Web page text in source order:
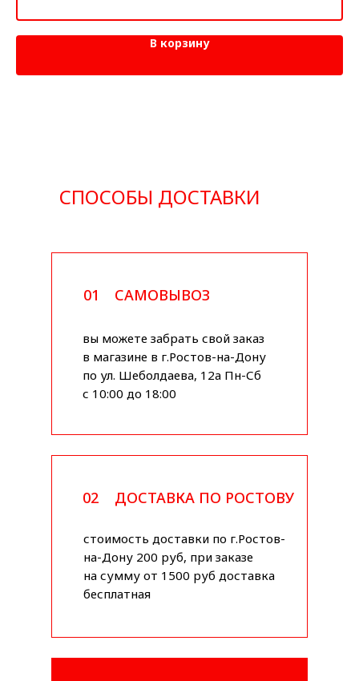
В корзину
СПОСОБЫ ДОСТАВКИ
САМОВЫВОЗ
01
вы можете забрать свой заказ
в магазине в г.Ростов-на-Дону
по ул. Шеболдаева, 12а Пн-Сб
с 10:00 до 18:00
ДОСТАВКА ПО РОСТОВУ
02
стоимость доставки по г.Ростов-
на-Дону 200 руб, при заказе
на сумму от 1500 руб доставка
бесплатная